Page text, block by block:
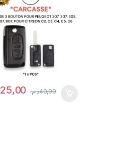
peuvent être choisies sur la
25,00 40,00د.م.